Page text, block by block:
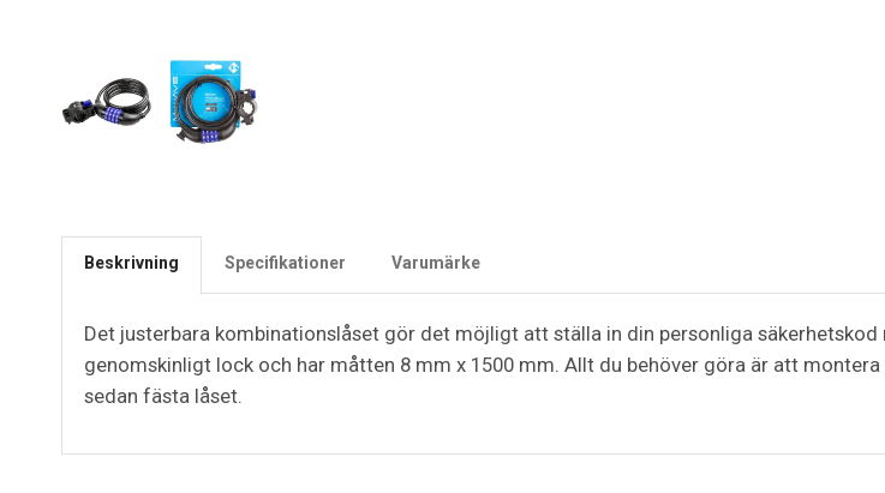
Beskrivning Specifikationer Varumärke
Det justerbara kombinationslåset gör det möjligt att ställa in din personliga
genomskinligt lock och har måtten 8 mm x 1500 mm. Allt du behöver göra är att
sedan fästa låset.